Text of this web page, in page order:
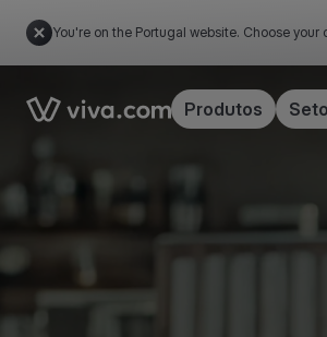
You're on the Portugal website. Choose
Link to the homepageProdutos